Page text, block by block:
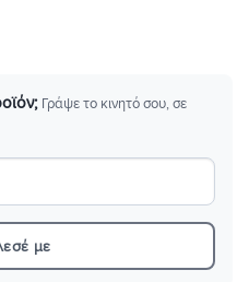
Γράψε το κινητό σου, σε
με